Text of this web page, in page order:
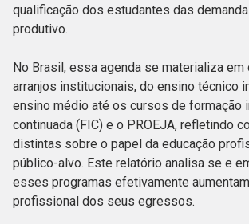
qualificação dos estudantes das
produtivo.
No Brasil, essa agenda se materializa
arranjos institucionais, do ensino técnico
ensino médio até os cursos de formação
continuada (FIC) e o PROEJA, refletindo
distintas sobre o papel da educação
público-alvo. Este relatório analisa se e
esses programas efetivamente
profissional dos seus egressos.